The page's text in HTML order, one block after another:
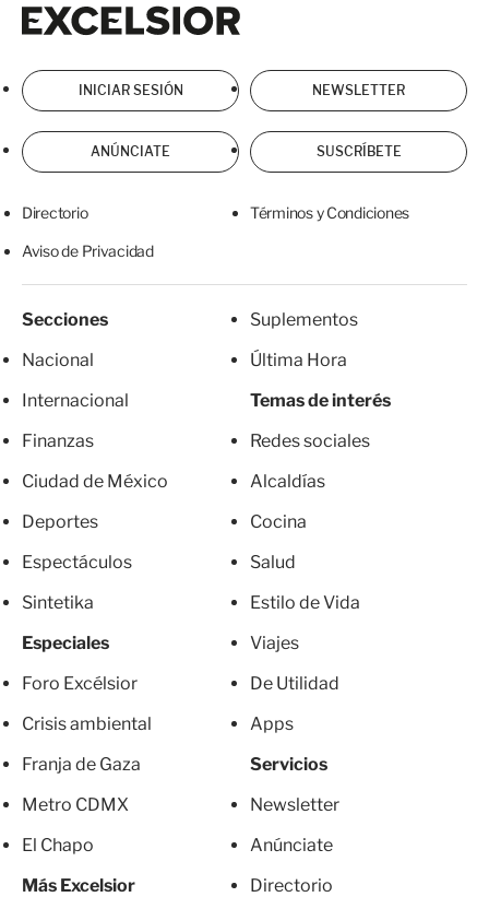
INICIAR SESIÓN NEWSLETTER
ANÚNCIATE SUSCRÍBETE
Directorio Términos y Condiciones
Aviso de Privacidad
Secciones
Nacional
Internacional
Finanzas
Ciudad de México
Deportes
Espectáculos
Sintetika
Especiales
Foro Excélsior
Crisis ambiental
Franja de Gaza
Metro CDMX
El Chapo
Más Excelsior
Suplementos
Última Hora
Temas de interés
Redes sociales
Alcaldías
Cocina
Salud
Estilo de Vida
Viajes
De Utilidad
Apps
Servicios
Newsletter
Anúnciate
Directorio